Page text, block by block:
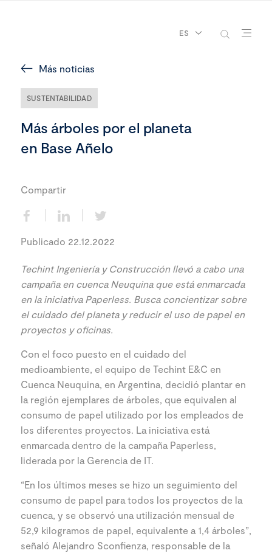
ES
Más noticias
SUSTENTABILIDAD
Más árboles por el planeta
en Base Añelo
Compartir
Publicado 22.12.2022
Techint Ingeniería y Construcción llevó a cabo una
campaña en cuenca Neuquina que está enmarcada
en la iniciativa Paperless. Busca concientizar sobre
el cuidado del planeta y reducir el uso de papel en
proyectos y oficinas.
Con el foco puesto en el cuidado del
medioambiente, el equipo de Techint E&C en
Cuenca Neuquina, en Argentina, decidió plantar en
la región ejemplares de árboles, que equivalen al
consumo de papel utilizado por los empleados de
los diferentes proyectos. La iniciativa está
enmarcada dentro de la campaña Paperless,
liderada por la Gerencia de IT.
“En los últimos meses se hizo un seguimiento del
consumo de papel para todos los proyectos de la
cuenca, y se observó una utilización mensual de
52,9 kilogramos de papel, equivalente a 1,4 árboles”,
señaló Alejandro Sconfienza, responsable de la